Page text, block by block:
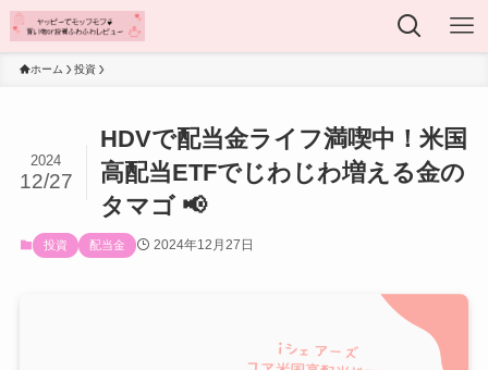
ホーム 投資
HDVで配当金ライフ満喫中！米国
高配当ETFでじわじわ増える金の
タマゴ 📢
2024
12/27
投資 配当金 2024年12月27日